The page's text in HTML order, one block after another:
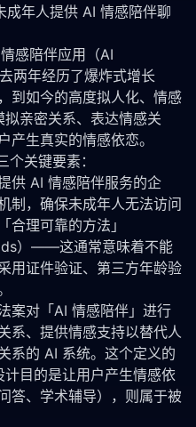
成年人提供 AI 情感陪伴聊
感陪伴应用（AI
两年经历了爆炸式增长
如今的高度拟人化、情感
亲密关系、表达情感关
产生真实的情感依恋。
关键要素：
供 AI 情感陪伴服务的企
制，确保未成年人无法访问
合理可靠的方法」
）——这通常意味着不能
用证件验证、第三方年龄验
案对「AI 情感陪伴」进行
系、提供情感支持以替代人
系的 AI 系统。这个定义的
目的是让用户产生情感依
答、学术辅导），则属于被